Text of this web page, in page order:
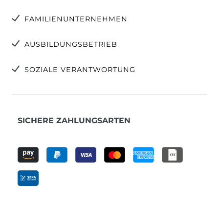
FAMILIENUNTERNEHMEN
AUSBILDUNGSBETRIEB
SOZIALE VERANTWORTUNG
SICHERE ZAHLUNGSARTEN